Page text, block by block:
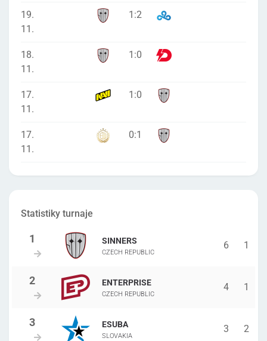
19.
11.
1 :2
18.
11.
1 :0
17.
11.
1 :0
17.
11.
0:1
Statistiky turnaje
SINNERS
CZECH REPUBLIC
6 1
ENTERPRISE
CZECH REPUBLIC
4 1
ESUBA
SLOVAKIA
3 2